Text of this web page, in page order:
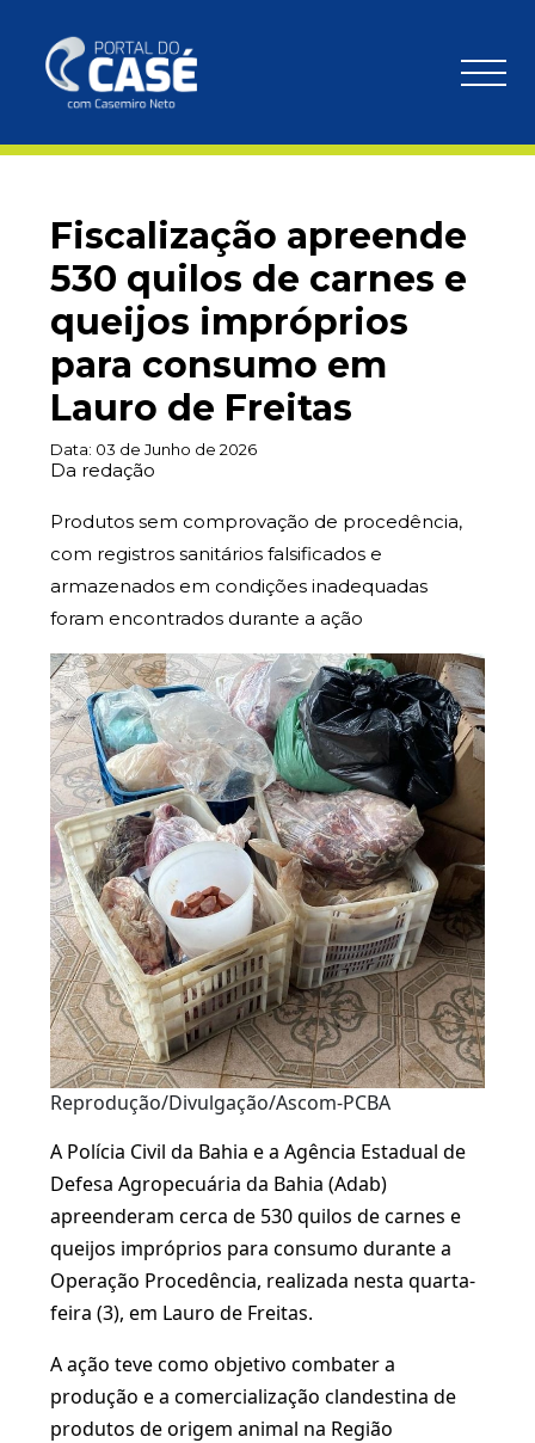
Fiscalização apreende
530 quilos de carnes e
queijos impróprios
para consumo em
Lauro de Freitas
Data: 03 de Junho de 2026
Da redação
Produtos sem comprovação de procedência,
com registros sanitários falsificados e
armazenados em condições inadequadas
foram encontrados durante a ação
Reprodução/Divulgação/Ascom-PCBA
A Polícia Civil da Bahia e a Agência Estadual de
Defesa Agropecuária da Bahia (Adab)
apreenderam cerca de 530 quilos de carnes e
queijos impróprios para consumo durante a
Operação Procedência, realizada nesta quarta-
feira (3), em Lauro de Freitas.
A ação teve como objetivo combater a
produção e a comercialização clandestina de
produtos de origem animal na Região